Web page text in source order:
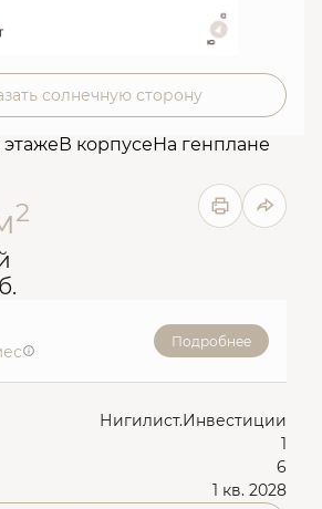
солнечную сторону
В корпусеНа генплане
2
Подробнее
Нигилист.Инвестиции
1
6
1 кв. 2028